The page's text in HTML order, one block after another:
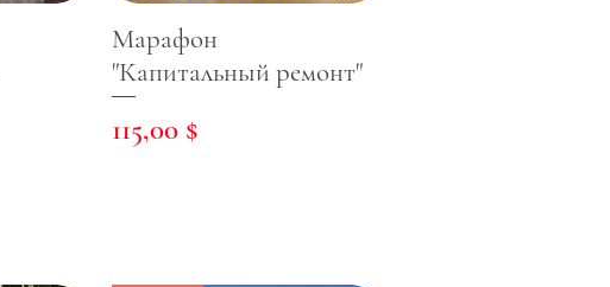
Марафон
"Капитальный ремонт"
Цена
115,00 $